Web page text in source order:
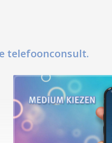
telefoonconsult.